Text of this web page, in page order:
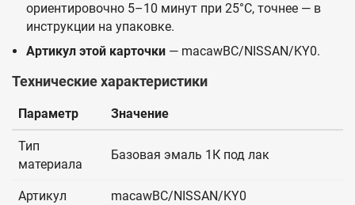
ориентировочно 5–10 минут при 25°C, точнее — в
инструкции на упаковке.
Артикул этой карточки — macawBC/NISSAN/KY0.
Технические характеристики
Параметр Значение
Тип
материала
Базовая эмаль 1К под лак
Артикул macawBC/NISSAN/KY0